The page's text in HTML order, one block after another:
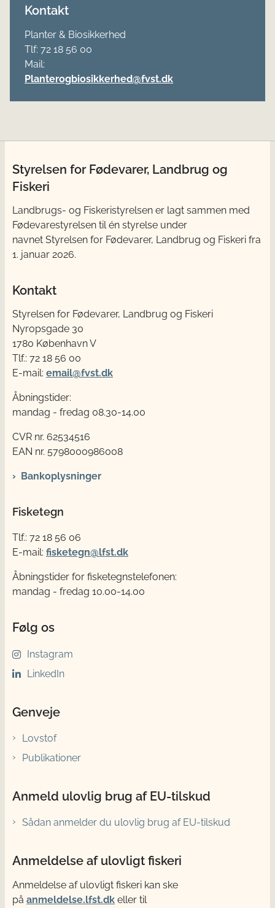
Kontakt
Planter & Biosikkerhed
Tlf: 72 18 56 00
Mail:
Planterogbiosikkerhed@fvst.dk
Styrelsen for Fødevarer, Landbrug og
Fiskeri
Landbrugs- og Fiskeristyrelsen er lagt sammen med
Fødevarestyrelsen til én styrelse under
navnet Styrelsen for Fødevarer, Landbrug og Fiskeri fra
1. januar 2026.
Kontakt
Styrelsen for Fødevarer, Landbrug og Fiskeri
Nyropsgade 30
1780 København V
Tlf.: 72 18 56 00
E-mail: email@fvst.dk
Åbningstider:
mandag - fredag 08.30-14.00
CVR nr. 62534516
EAN nr. 5798000986008
Bankoplysninger
Fisketegn
Tlf.: 72 18 56 06
E-mail: fisketegn@lfst.dk
Åbningstider for fisketegnstelefonen:
mandag - fredag 10.00-14.00
Følg os
Instagram
LinkedIn
Genveje
Lovstof
Publikationer
Anmeld ulovlig brug af EU-tilskud
Sådan anmelder du ulovlig brug af EU-tilskud
Anmeldelse af ulovligt fiskeri
Anmeldelse af ulovligt fiskeri kan ske
på anmeldelse.lfst.dk eller til